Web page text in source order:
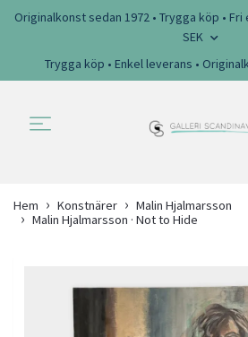
Originalkonst sedan 1972 • Trygga köp •
SEK
Trygga köp • Enkel leverans •
Hem Konstnärer
Malin Hjalmarsson
Malin Hjalmarsson · Not to Hide